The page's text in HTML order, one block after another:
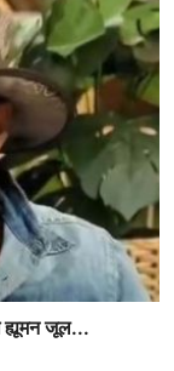
ह्यूमन जूल...